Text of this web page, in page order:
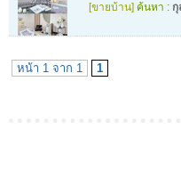
[ขายบ้าน] ค้นหา : กุ
หน้า 1 จาก 1 1